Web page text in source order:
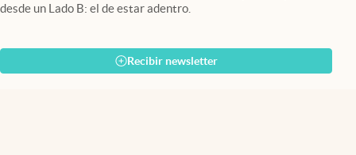
desde un Lado B: el de estar adentro.
Recibir newsletter